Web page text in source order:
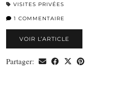
VISITES PRIVÉES
1 COMMENTAIRE
VOIR L’ARTICLE
Partager: